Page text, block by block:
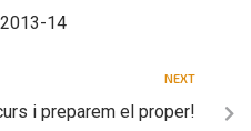
2013-14
NEXT
i preparem el proper!